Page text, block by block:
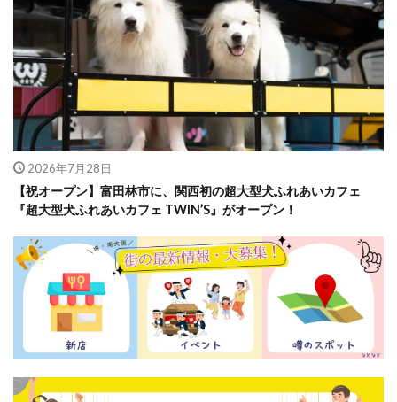
2026年7月28日
【祝オープン】富田林市に、関西初の超大型犬ふれあいカフェ
『超大型犬ふれあいカフェ TWIN’S』がオープン！